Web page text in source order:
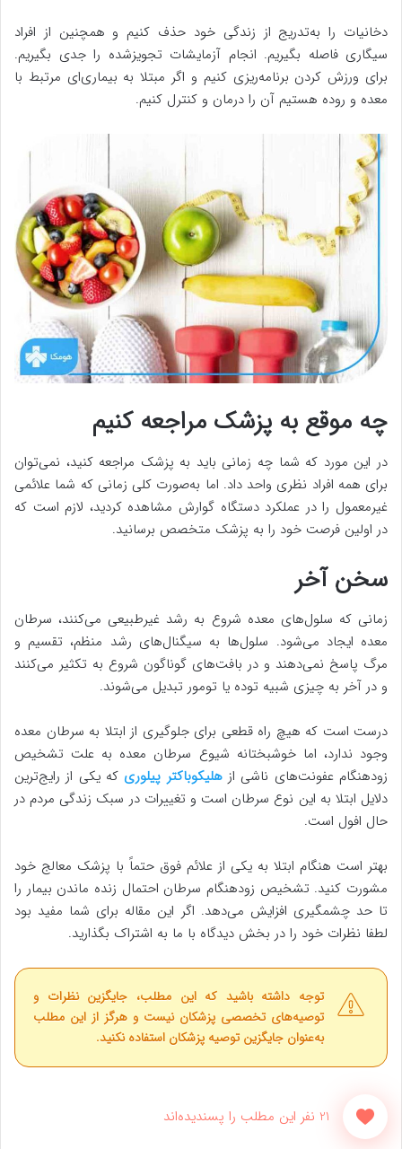
دخانیات را به‌تدریج از زندگی خود حذف کنیم و همچنین از افراد
سیگاری فاصله بگیریم. انجام آزمایشات تجویزشده را جدی بگیریم.
برای ورزش کردن برنامه‌ریزی کنیم و اگر مبتلا به بیماری‌ای مرتبط با
معده و روده هستیم آن را درمان و کنترل کنیم.
چه موقع به پزشک مراجعه کنیم
در این مورد که شما چه زمانی باید به پزشک مراجعه کنید، نمی‌توان
برای همه افراد نظری واحد داد. اما به‌صورت کلی زمانی که شما علائمی
غیرمعمول را در عملکرد دستگاه گوارش مشاهده کردید، لازم است که
در اولین فرصت خود را به پزشک متخصص برسانید.
سخن آخر
زمانی که سلول‌های معده شروع به رشد غیرطبیعی می‌کنند، سرطان
معده ایجاد می‌شود. سلول‌ها به سیگنال‌های رشد منظم، تقسیم و
مرگ پاسخ نمی‌دهند و در بافت‌های گوناگون شروع به تکثیر می‌کنند
و در آخر به چیزی شبیه توده یا تومور تبدیل می‌شوند.
درست است که هیچ راه قطعی برای جلوگیری از ابتلا به سرطان معده
وجود ندارد، اما خوشبختانه شیوع سرطان معده به علت تشخیص
زودهنگام عفونت‌های ناشی ازهلیکوباکتر پیلوری که یکی از رایج‌ترین
دلایل ابتلا به این نوع سرطان است و تغییرات در سبک زندگی مردم در
حال افول است.
بهتر است هنگام ابتلا به یکی از علائم فوق حتماً با پزشک معالج خود
مشورت کنید. تشخیص زودهنگام سرطان احتمال زنده ماندن بیمار را
تا حد چشمگیری افزایش می‌دهد. اگر این مقاله برای شما مفید بود
لطفا نظرات خود را در بخش دیدگاه با ما به اشتراک بگذارید.
توجه داشته باشید که این مطلب، جایگزین نظرات و
توصیه‌های تخصصی پزشکان نیست و هرگز از این مطلب
به‌عنوان جایگزین توصیه پزشکان استفاده نکنید.
21 نفر این مطلب را پسندیده‌اند